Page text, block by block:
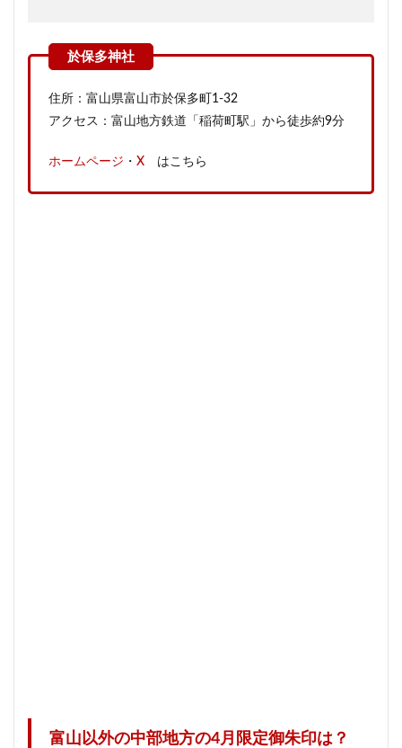
住所：富山県富山市於保多町1-32
アクセス：富山地方鉄道「稲荷町駅」から徒歩約9分
ホームページ ・ X はこちら
富山以外の中部地方の4月限定御朱印は？